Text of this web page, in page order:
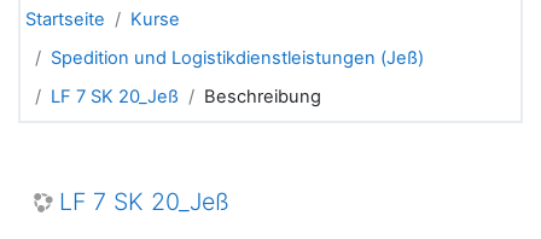
Startseite
Kurse
Spedition und Logistikdienstleistungen (Jeß)
LF 7 SK 20_Jeß
Beschreibung
LF 7 SK 20_Jeß